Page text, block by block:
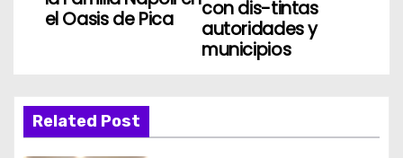
a
c
con dis-tintas
autoridades y
municipios
el Oasis de Pica
Related Post